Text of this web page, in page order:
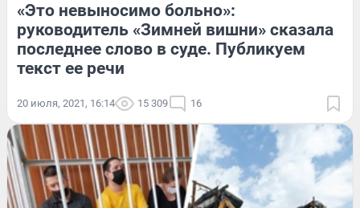
«Это невыносимо больно»:
руководитель «Зимней вишни» сказала
последнее слово в суде. Публикуем
текст ее речи
20 июля, 2021, 16:14 15 309 16